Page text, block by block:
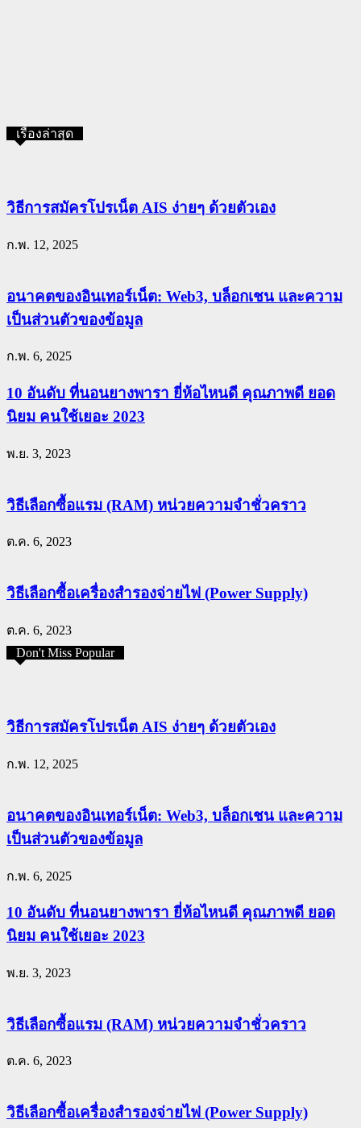
เรื่องล่าสุด
วิธีการสมัครโปรเน็ต AIS ง่ายๆ ด้วยตัวเอง
ก.พ. 12, 2025
อนาคตของอินเทอร์เน็ต: Web3, บล็อกเชน และความ
เป็นส่วนตัวของข้อมูล
ก.พ. 6, 2025
10 อันดับ ที่นอนยางพารา ยี่ห้อไหนดี คุณภาพดี ยอด
นิยม คนใช้เยอะ 2023
พ.ย. 3, 2023
วิธีเลือกซื้อแรม (RAM) หน่วยความจำชั่วคราว
ต.ค. 6, 2023
วิธีเลือกซื้อเครื่องสำรองจ่ายไฟ (Power Supply)
ต.ค. 6, 2023
Don't Miss Popular
วิธีการสมัครโปรเน็ต AIS ง่ายๆ ด้วยตัวเอง
ก.พ. 12, 2025
อนาคตของอินเทอร์เน็ต: Web3, บล็อกเชน และความ
เป็นส่วนตัวของข้อมูล
ก.พ. 6, 2025
10 อันดับ ที่นอนยางพารา ยี่ห้อไหนดี คุณภาพดี ยอด
นิยม คนใช้เยอะ 2023
พ.ย. 3, 2023
วิธีเลือกซื้อแรม (RAM) หน่วยความจำชั่วคราว
ต.ค. 6, 2023
วิธีเลือกซื้อเครื่องสำรองจ่ายไฟ (Power Supply)